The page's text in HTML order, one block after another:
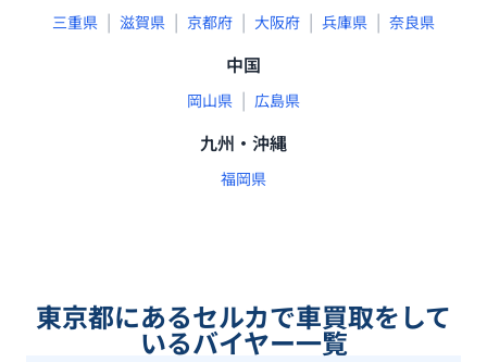
三重県 | 滋賀県 | 京都府 | 大阪府 | 兵庫県 | 奈良県
中国
岡山県 | 広島県
九州・沖縄
福岡県
東京都にあるセルカで車買取をして
いるバイヤー一覧